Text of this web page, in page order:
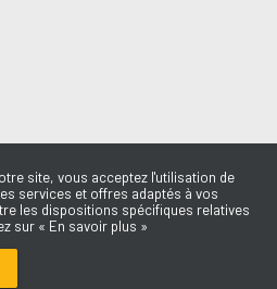
site, vous acceptez l'utilisation de
services et offres adaptés à vos
les dispositions spécifiques relatives
sur « En savoir plus »